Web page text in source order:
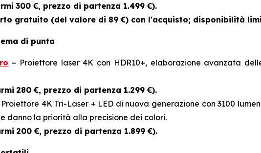
300 €, prezzo di partenza 1.499 €).
gratuito (del valore di 89 €) con l'acquisto; disponibilità
di punta
– Proiettore laser 4K con HDR10+, elaborazione avanzata
280 €, prezzo di partenza 1.299 €).
Proiettore 4K Tri-Laser + LED di nuova generazione con 3100
danno la priorità alla precisione dei colori.
200 €, prezzo di partenza 1.899 €).